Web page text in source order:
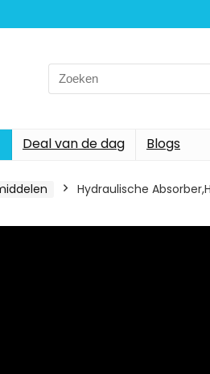
Search
for:
Deal van de dag Blogs
Hydraulische